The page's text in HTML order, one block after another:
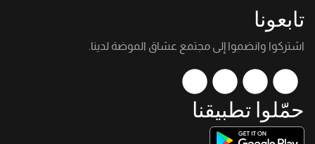
تابعونا
اشتركوا وانضموا إلى مجتمع عشاق الموضة لدينا.
حمّلوا تطبيقنا